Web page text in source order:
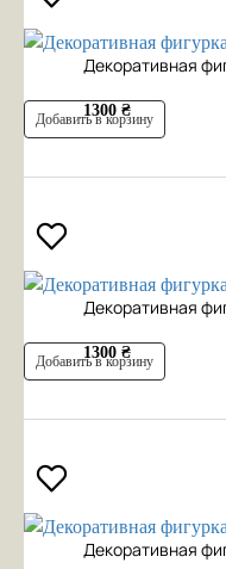
Декоративная
1300 ₴
Добавить в корзину
Декоративная
1300 ₴
Добавить в корзину
Декоративная